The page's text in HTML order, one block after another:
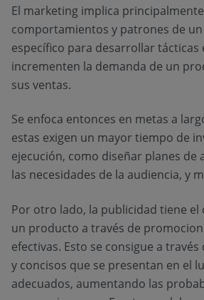
El marketing implica
comportamientos y patrones de
específico para desarrollar tácticas
incrementen la demanda de un
sus ventas.
Se enfoca entonces en metas a
estas exigen un mayor tiempo de
ejecución, como diseñar planes de
las necesidades de la audiencia, y
Por otro lado, la publicidad tiene el
un producto a través de
efectivas. Esto se consigue a
y concisos que se presentan en el
adecuados, aumentando las